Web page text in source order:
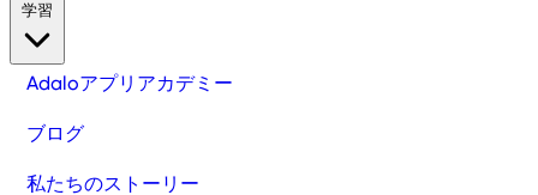
Adaloアプリアカデミー
ブログ
私たちのストーリー